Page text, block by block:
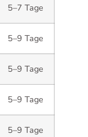
5–7 Tage
5–9 Tage
5–9 Tage
5–9 Tage
5–9 Tage